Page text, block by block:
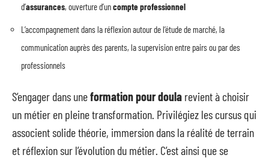
d’assurances, ouverture d’uncompte professionnel
L’accompagnement dans la réflexion autour de l’étude de marché, la
communication auprès des parents, la supervision entre pairs ou par des
professionnels
S’engager dans uneformation pour doula revient à choisir
un métier en pleine transformation. Privilégiez les cursus qui
associent solide théorie, immersion dans la réalité de terrain
et réflexion sur l’évolution du métier. C’est ainsi que se